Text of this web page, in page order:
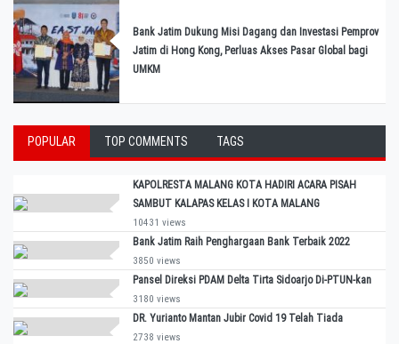
Bank Jatim Dukung Misi Dagang dan Investasi Pemprov
Jatim di Hong Kong, Perluas Akses Pasar Global bagi
UMKM
POPULAR TOP COMMENTS TAGS
KAPOLRESTA MALANG KOTA HADIRI ACARA PISAH
SAMBUT KALAPAS KELAS I KOTA MALANG
10431 views
Bank Jatim Raih Penghargaan Bank Terbaik 2022
3850 views
Pansel Direksi PDAM Delta Tirta Sidoarjo Di-PTUN-kan
3180 views
DR. Yurianto Mantan Jubir Covid 19 Telah Tiada
2738 views